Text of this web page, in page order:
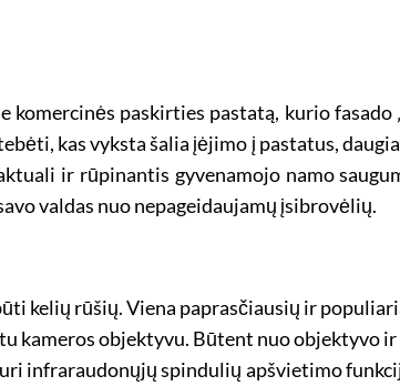
komercinės paskirties pastatą, kurio
kas vyksta šalia įėjimo į pastatus,
ir rūpinantis gyvenamojo namo
valdas nuo nepageidaujamų įsibrovėlių.
kelių rūšių. Viena paprasčiausių ir
kameros objektyvu. Būtent nuo objektyvo
infraraudonųjų spindulių apšvietimo